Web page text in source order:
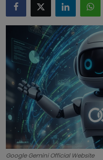
टेक्नोलॉजी
लाइफस्टाइल
बिजनेस
Google Gemini Official Website